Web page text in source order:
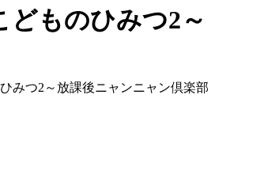
ものひみつ2～
みつ2～ 放課後ニャンニャン倶楽部